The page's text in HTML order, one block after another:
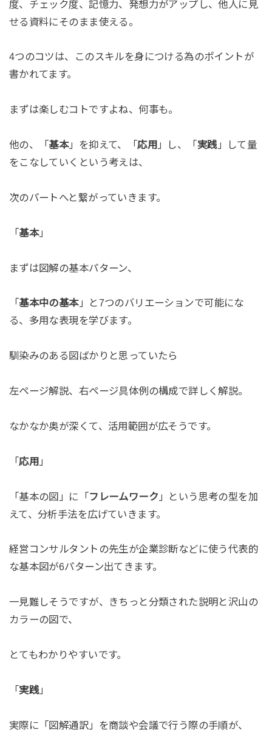
度、チェック度、記憶力、発想力がアップし、他人に見
せる資料にそのまま使える。
4つのコツは、このスキルを身につける為のポイントが
書かれてます。
まずは楽しむコトですよね、何事も。
他の、「基本」を抑えて、「応用 」し、「実践」して量
をこなしていくという考えは、
次のパートへと繋がっていきます。
「基本」
まずは図解の基本パターン、
「基本中の基本」と7つのバリエーションで可能にな
る、多用な表現を学びます。
馴染みのある図ばかりと思っていたら
左ページ解説、右ページ具体例の構成で詳しく解説。
なかなか奥が深くて、活用範囲が広そうです。
「応用 」
「基本の図」に「フレームワーク 」という思考の型を加
えて、分析手法を広げていきます。
経営コンサルタントの先生が企業診断などに使う代表的
な基本図が6パターン出てきます。
一見難しそうですが、きちっと分類された説明と沢山の
カラーの図で、
とてもわかりやすいです。
「実践」
実際に「図解通訳」を商談や会議で行う際の手順が、